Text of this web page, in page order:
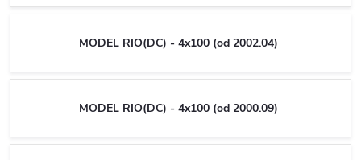
MODEL RIO(DC) - 4x100 (od 2002.04)
MODEL RIO(DC) - 4x100 (od 2000.09)